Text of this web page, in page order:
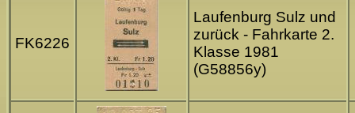
FK6226
Laufenburg Sulz und
zurück - Fahrkarte 2.
Klasse 1981
(G58856y)